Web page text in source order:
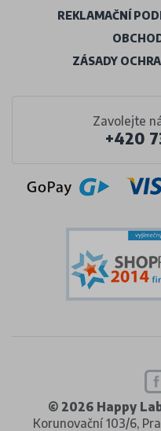
Zavolejte
+420
REKLAMAČNÍ
ZÁSADY
© 2026 Happy
Korunovační 103/6,